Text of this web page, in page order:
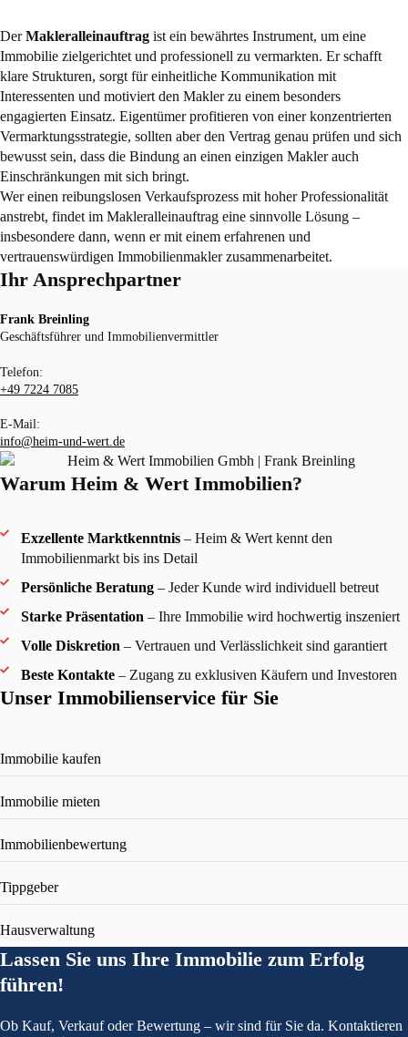
DerMakleralleinauftrag ist ein bewährtes Instrument, um eine
Immobilie zielgerichtet und professionell zu vermarkten. Er schafft
klare Strukturen, sorgt für einheitliche Kommunikation mit
Interessenten und motiviert den Makler zu einem besonders
engagierten Einsatz. Eigentümer profitieren von einer konzentrierten
Vermarktungsstrategie, sollten aber den Vertrag genau prüfen und sich
bewusst sein, dass die Bindung an einen einzigen Makler auch
Einschränkungen mit sich bringt.
Wer einen reibungslosen Verkaufsprozess mit hoher Professionalität
anstrebt, findet im Makleralleinauftrag eine sinnvolle Lösung –
insbesondere dann, wenn er mit einem erfahrenen und
vertrauenswürdigen Immobilienmakler zusammenarbeitet.
Ihr Ansprechpartner
Frank Breinling
Geschäftsführer und Immobilienvermittler
Telefon:
+49 7224 7085
E-Mail:
info@heim-und-wert.de
Warum Heim & Wert Immobilien?
Exzellente Marktkenntnis– Heim & Wert kennt den
Immobilienmarkt bis ins Detail
Persönliche Beratung– Jeder Kunde wird individuell betreut
Starke Präsentation – Ihre Immobilie wird hochwertig inszeniert
Volle Diskretion – Vertrauen und Verlässlichkeit sind garantiert
Beste Kontakte– Zugang zu exklusiven Käufern und Investoren
Unser Immobilienservice für Sie
Immobilie kaufen
Immobilie mieten
Immobilienbewertung
Tippgeber
Hausverwaltung
Lassen Sie uns Ihre Immobilie zum Erfolg
führen!
Ob Kauf, Verkauf oder Bewertung – wir sind für Sie da. Kontaktieren